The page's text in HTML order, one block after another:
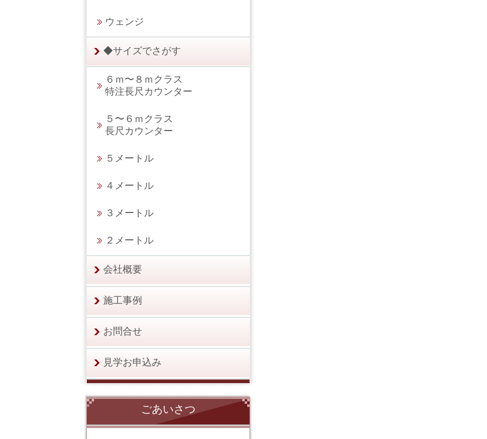
ウェンジ
◆サイズでさがす
６ｍ〜８ｍクラス
特注長尺カウンター
５〜６ｍクラス
長尺カウンター
５メートル
４メートル
３メートル
２メートル
会社概要
施工事例
お問合せ
見学お申込み
ごあいさつ